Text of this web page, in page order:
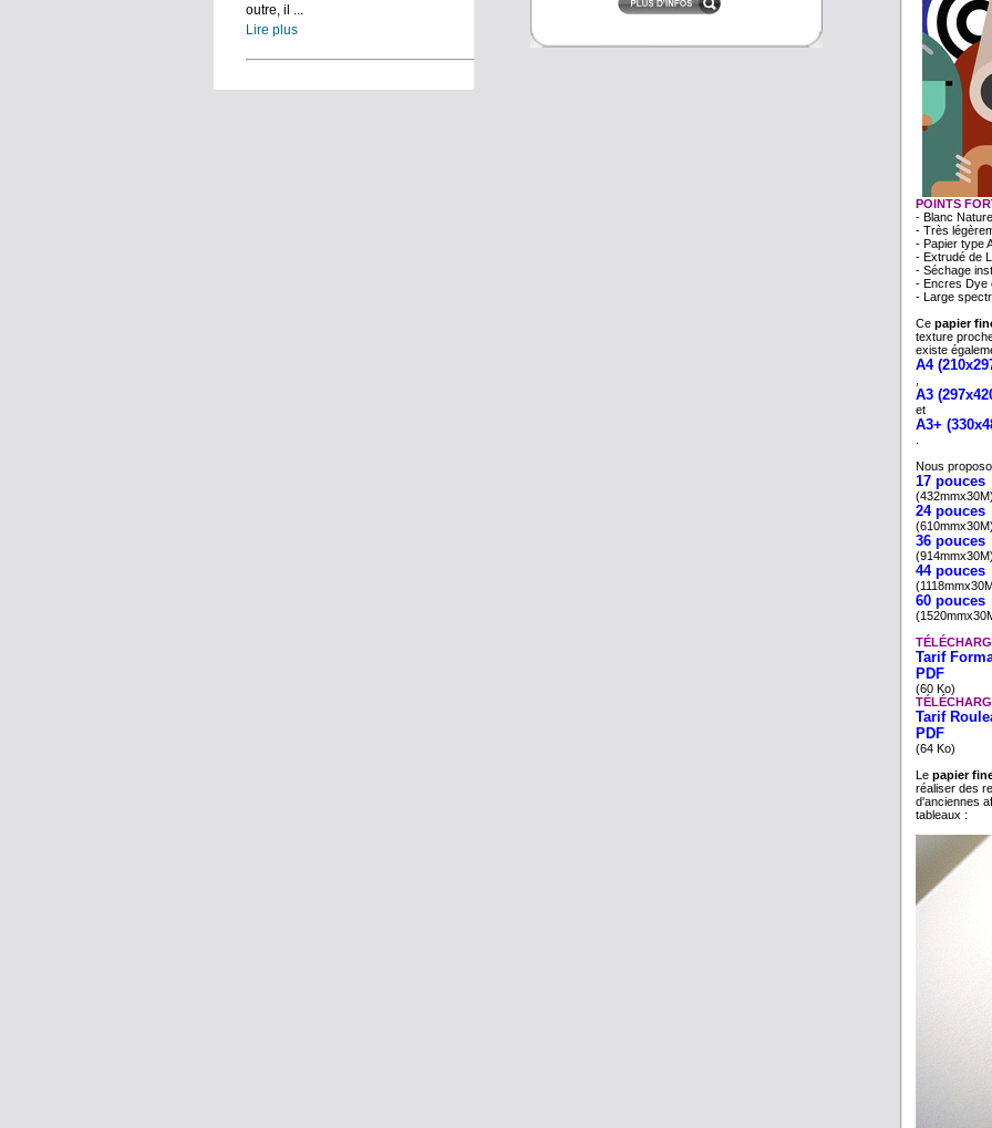
outre, il ...
Lire plus
POINTS
- Blanc
- Très
- Papier type
- Extrudé de
- Séchage
- Encres Dye
- Large
Ce papier
texture
existe
A4
A3
et
A3+
Nous
17 pouces
24 pouces
36 pouces
44 pouces
60 pouces
Tarif
PDF
(60 Ko)
Tarif
PDF
(64 Ko)
Le papier
réaliser des
d'anciennes
tableaux :